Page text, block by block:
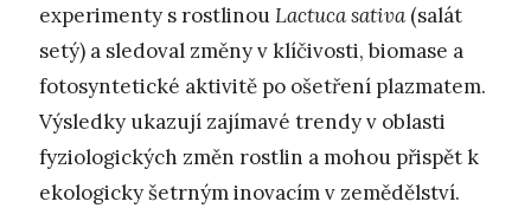
experimenty s rostlinouLactuca sativa (salát
setý) a sledoval změny v klíčivosti, biomase a
fotosyntetické aktivitě po ošetření plazmatem.
Výsledky ukazují zajímavé trendy v oblasti
fyziologických změn rostlin a mohou přispět k
ekologicky šetrným inovacím v zemědělství.